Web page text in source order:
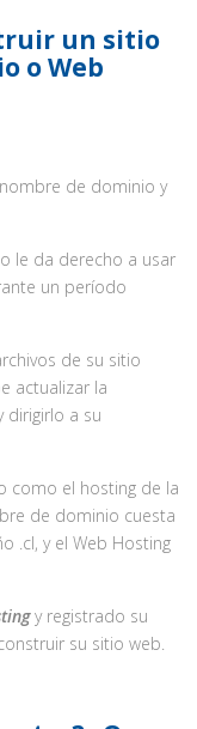
un sitio
o Web
de dominio y
le da derecho a usar
un período
de su sitio
actualizar la
dirigirlo a su
como el hosting de la
de dominio cuesta
.cl, y el Web Hosting
y registrado su
su sitio web.